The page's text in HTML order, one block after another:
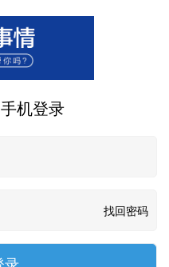
手机登录
找回密码